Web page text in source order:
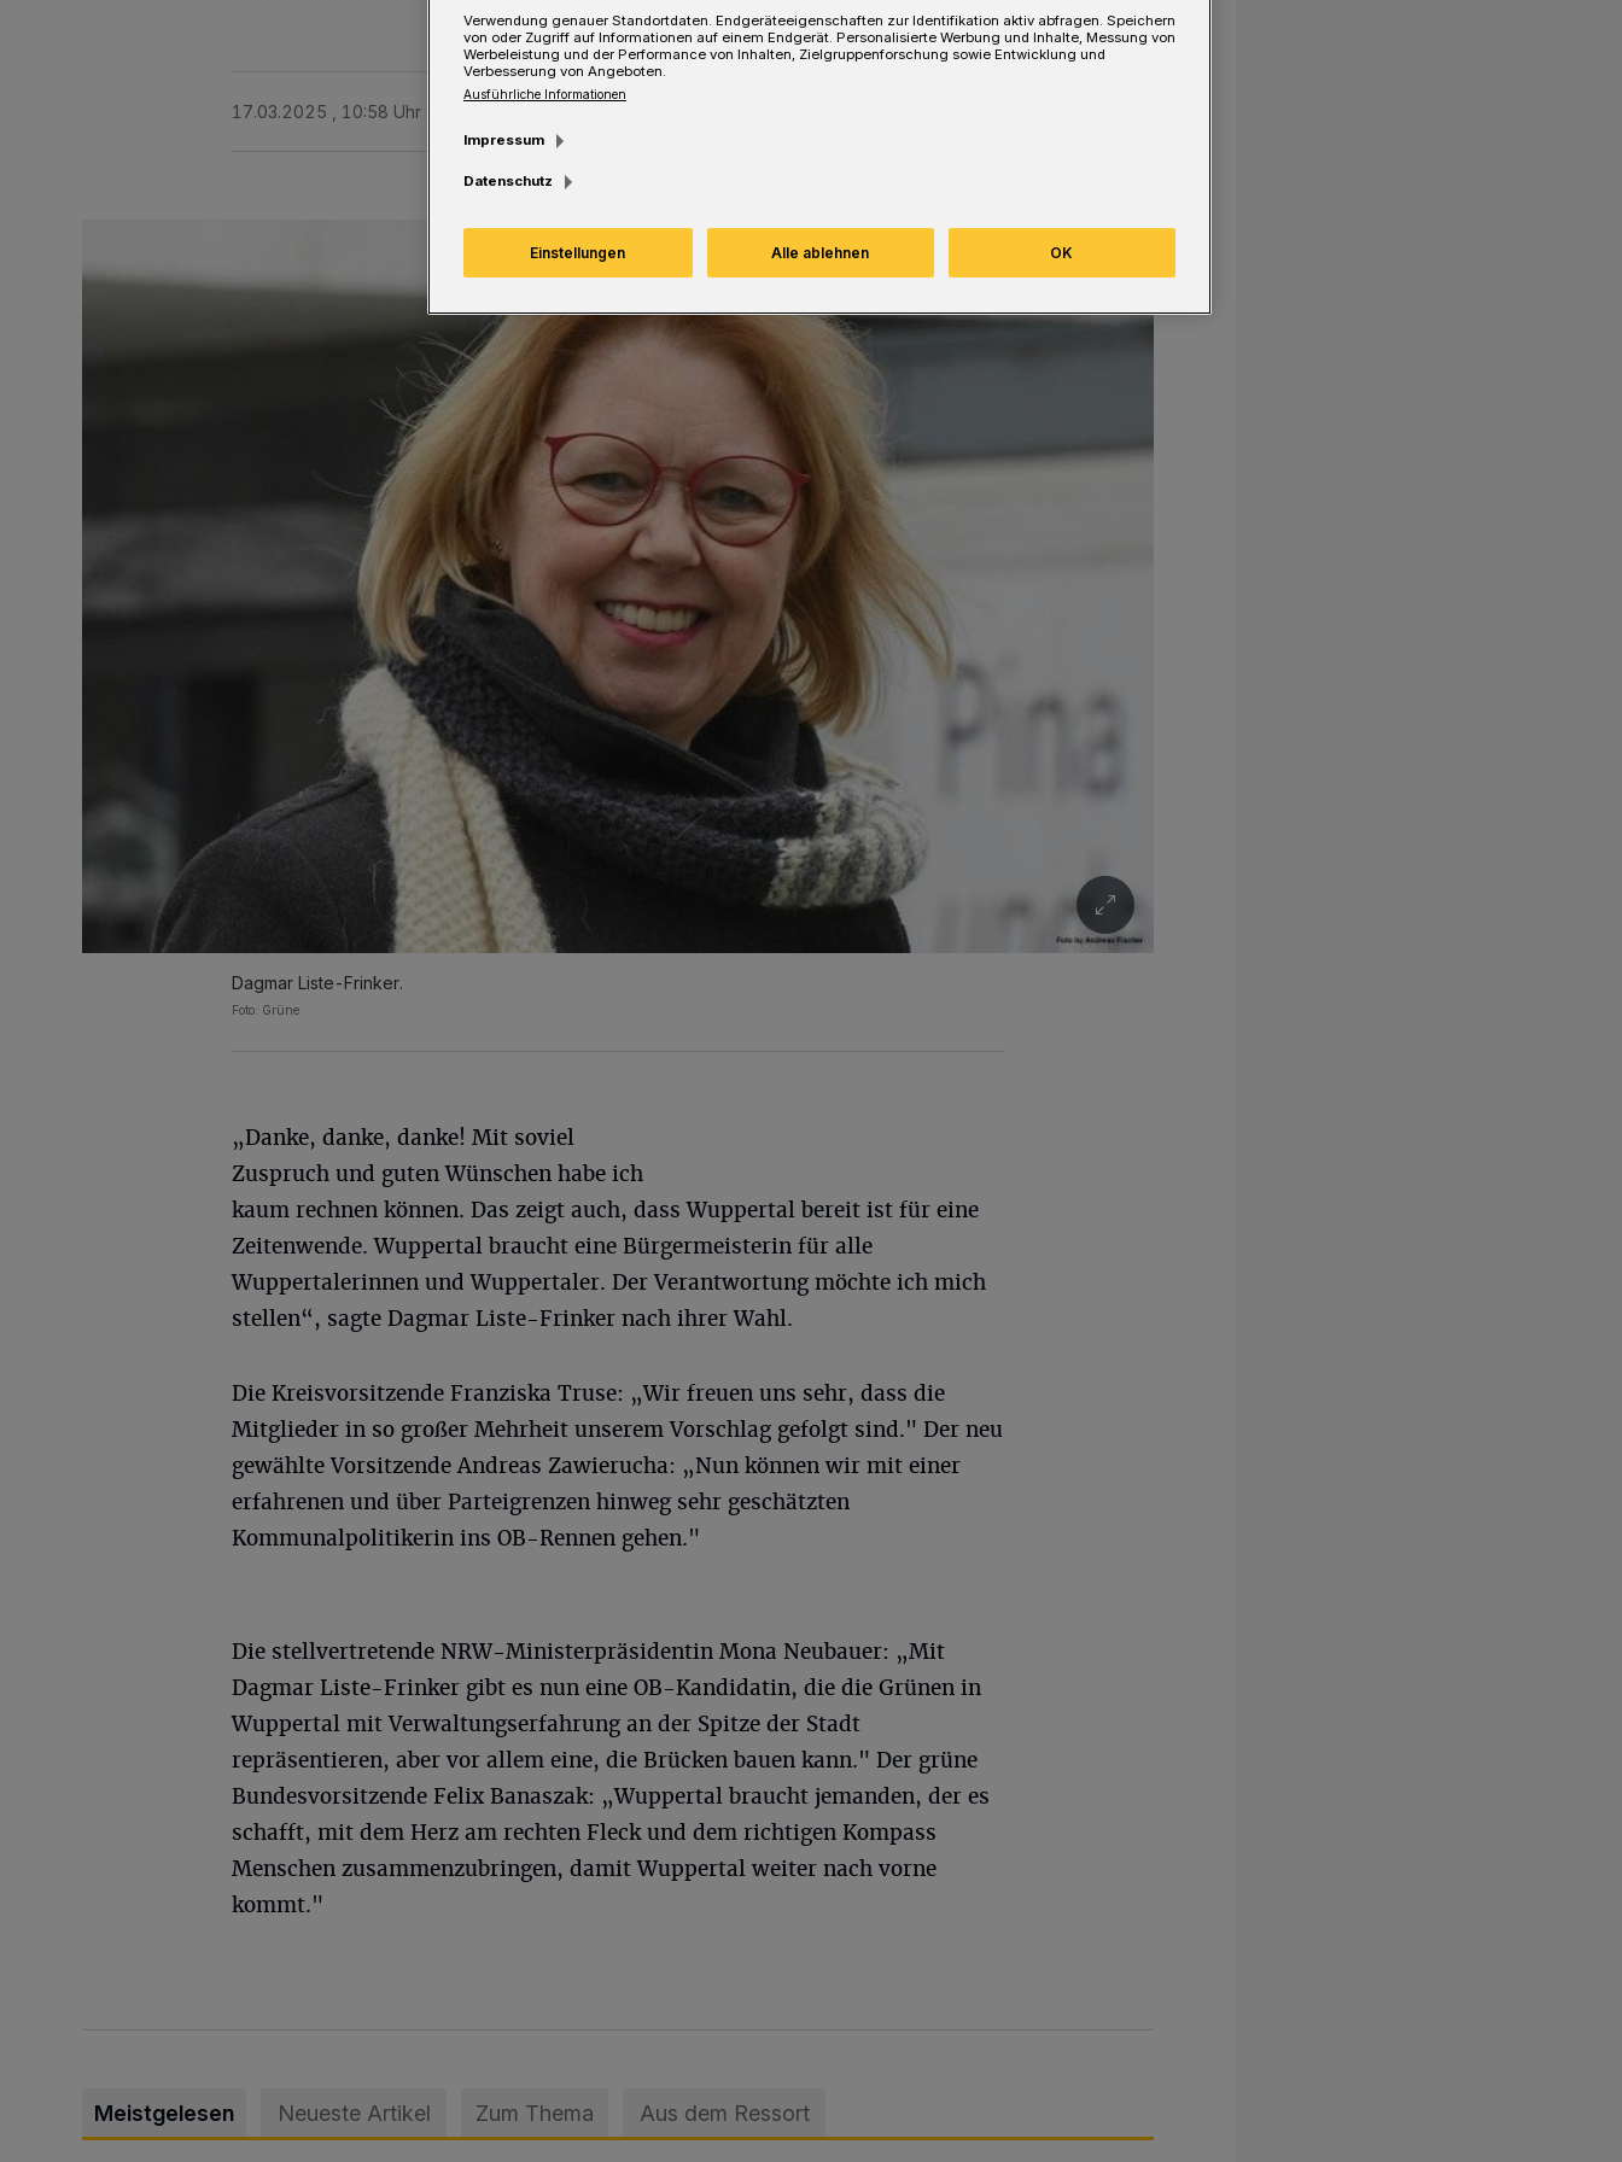
17.03.2025 , 10:58 Uhr
Dagmar Liste-Frinker.
Foto: Grüne
„Danke, danke, danke! Mit soviel
Zuspruch und guten Wünschen habe ich
kaum rechnen können. Das zeigt auch, dass Wuppertal bereit ist für eine
Zeitenwende. Wuppertal braucht eine Bürgermeisterin für alle
Wuppertalerinnen und Wuppertaler. Der Verantwortung möchte ich mich
stellen“, sagte Dagmar Liste-Frinker nach ihrer Wahl.
Die Kreisvorsitzende Franziska Truse: „Wir freuen uns sehr, dass die
Mitglieder in so großer Mehrheit unserem Vorschlag gefolgt sind." Der neu
gewählte Vorsitzende Andreas Zawierucha: „Nun können wir mit einer
erfahrenen und über Parteigrenzen hinweg sehr geschätzten
Kommunalpolitikerin ins OB-Rennen gehen."
Die stellvertretende NRW-Ministerpräsidentin Mona Neubauer: „Mit
Dagmar Liste-Frinker gibt es nun eine OB-Kandidatin, die die Grünen in
Wuppertal mit Verwaltungserfahrung an der Spitze der Stadt
repräsentieren, aber vor allem eine, die Brücken bauen kann." Der grüne
Bundesvorsitzende Felix Banaszak: „Wuppertal braucht jemanden, der es
schafft, mit dem Herz am rechten Fleck und dem richtigen Kompass
Menschen zusammenzubringen, damit Wuppertal weiter nach vorne
kommt."
Meistgelesen Neueste Artikel Zum Thema Aus dem Ressort
Verwendung genauer Standortdaten. Endgeräteeigenschaften zur Identifikation aktiv abfragen. Speichern
von oder Zugriff auf Informationen auf einem Endgerät. Personalisierte Werbung und Inhalte, Messung von
Werbeleistung und der Performance von Inhalten, Zielgruppenforschung sowie Entwicklung und
Verbesserung von Angeboten.
Ausführliche Informationen
Impressum
Datenschutz
Einstellungen Alle ablehnen OK